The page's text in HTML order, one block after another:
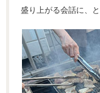
盛り上がる会話に、